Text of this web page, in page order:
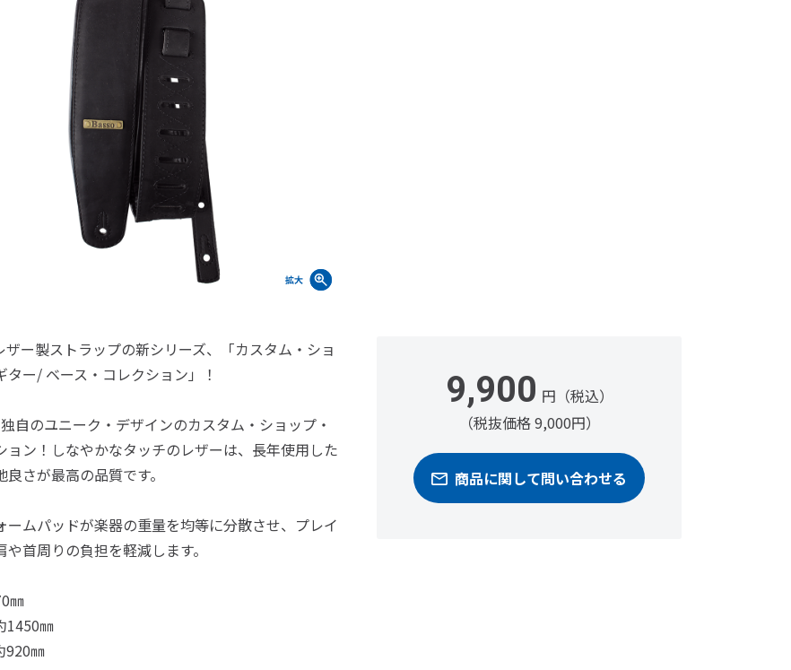
ザー製ストラップの新シリーズ、「カスタム・ショ
ター/ ベース・コレクション」！
自のユニーク・デザインのカスタム・ショップ・
ョン！しなやかなタッチのレザーは、長年使用した
良さが最高の品質です。
ームパッドが楽器の重量を均等に分散させ、プレイ
や首周りの負担を軽減します。
㎜
1450㎜
920㎜
9,900 円（税込）
（税抜価格 9,000円）
商品に関して問い合わせる